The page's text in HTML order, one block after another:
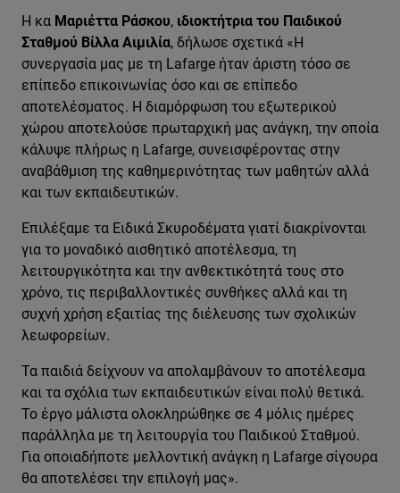
Η κα Μαριέττα Ράσκου, ιδιοκτήτρια του Παιδικού
Σταθμού Βίλλα Αιμιλία, δήλωσε σχετικά «Η
συνεργασία μας με τη Lafarge ήταν άριστη τόσο σε
επίπεδο επικοινωνίας όσο και σε επίπεδο
αποτελέσματος. Η διαμόρφωση του εξωτερικού
χώρου αποτελούσε πρωταρχική μας ανάγκη, την οποία
κάλυψε πλήρως η Lafarge, συνεισφέροντας στην
αναβάθμιση της καθημερινότητας των μαθητών αλλά
και των εκπαιδευτικών.
Επιλέξαμε τα Ειδικά Σκυροδέματα γιατί διακρίνονται
για το μοναδικό αισθητικό αποτέλεσμα, τη
λειτουργικότητα και την ανθεκτικότητά τους στο
χρόνο, τις περιβαλλοντικές συνθήκες αλλά και τη
συχνή χρήση εξαιτίας της διέλευσης των σχολικών
λεωφορείων.
Τα παιδιά δείχνουν να απολαμβάνουν το αποτέλεσμα
και τα σχόλια των εκπαιδευτικών είναι πολύ θετικά.
Το έργο μάλιστα ολοκληρώθηκε σε 4 μόλις ημέρες
παράλληλα με τη λειτουργία του Παιδικού Σταθμού.
Για οποιαδήποτε μελλοντική ανάγκη η Lafarge σίγουρα
θα αποτελέσει την επιλογή μας».